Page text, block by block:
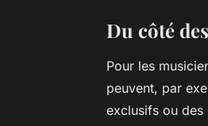
Du côté
Pour les
peuvent, par
exclusifs ou des